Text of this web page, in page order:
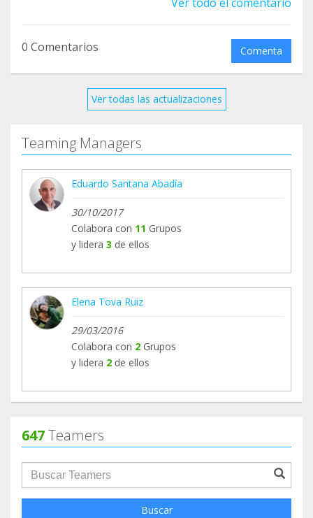
0 Comentarios Comenta
Ver todas las actualizaciones
Teaming Managers
Eduardo Santana Abadía
30/10/2017
Colabora con 11 Grupos
y lidera 3 de ellos
Elena Tova Ruiz
29/03/2016
Colabora con 2 Grupos
y lidera 2 de ellos
647Teamers
groupProfile.searchForm.search.text???
Buscar